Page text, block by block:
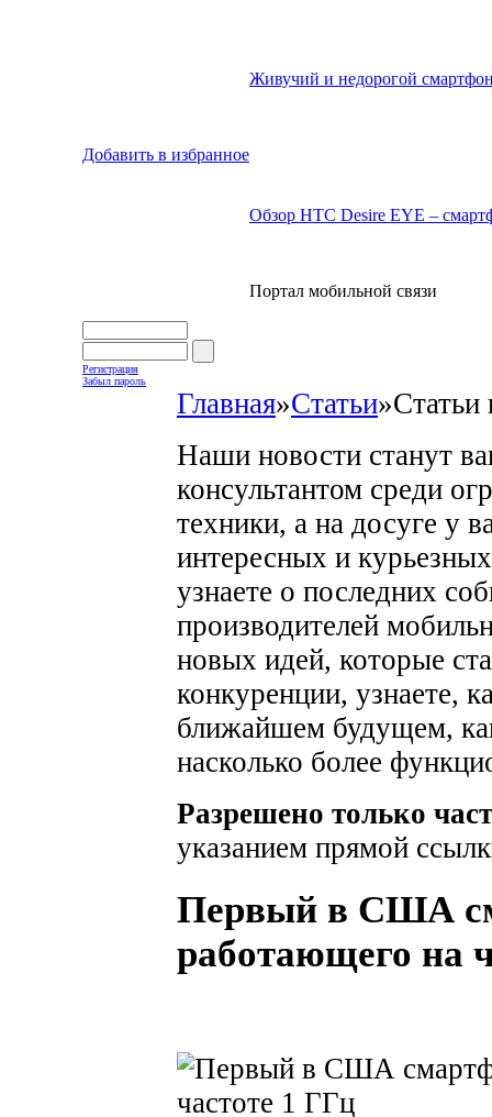
Добавить в избранное
Живучий и недорогой
Обзор HTC Desire EYE –
Портал мобильной связи
Регистрация
Забыл пароль
Главная»Статьи»Статьи
Наши новости станут
консультантом среди
техники, а на досуге у
интересных и
узнаете о последних
производителей
новых идей, которые
конкуренции, узнаете,
ближайшем будущем,
насколько более
Разрешено только
указанием прямой
Первый в США
работающего на